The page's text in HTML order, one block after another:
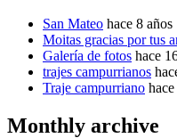
San Mateo hace 8
Moitas gracias por tus
Galería de fotos hace
trajes campurrianos
Traje campurriano
Monthly archive